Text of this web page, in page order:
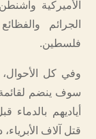
الأميركية
الجرائم
فلسطين.
وفي كل الأحوال،
سوف ينضم لقائمة
أياديهم
قتل آلاف